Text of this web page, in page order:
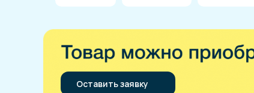
Оставить заявку